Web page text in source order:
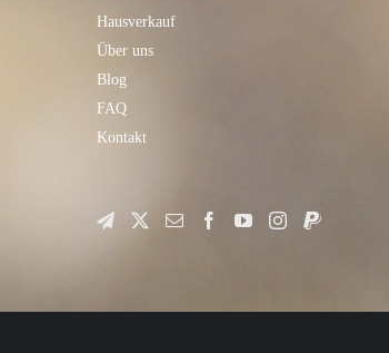
Hausverkauf
Über uns
Blog
FAQ
Kontakt